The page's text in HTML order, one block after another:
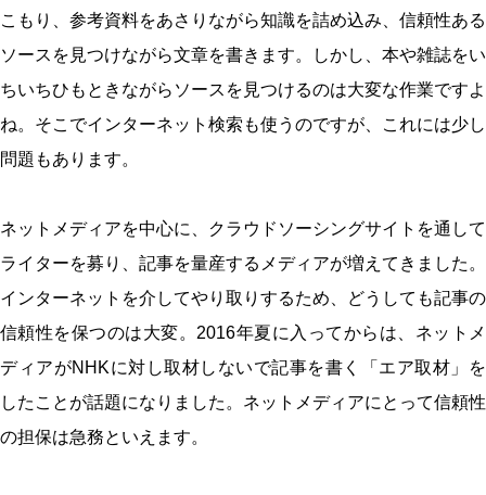
こもり、参考資料をあさりながら知識を詰め込み、信頼性ある
ソースを見つけながら文章を書きます。しかし、本や雑誌をい
ちいちひもときながらソースを見つけるのは大変な作業ですよ
ね。そこでインターネット検索も使うのですが、これには少し
問題もあります。
ネットメディアを中心に、クラウドソーシングサイトを通して
ライターを募り、記事を量産するメディアが増えてきました。
インターネットを介してやり取りするため、どうしても記事の
信頼性を保つのは大変。2016年夏に入ってからは、ネットメ
ディアがNHKに対し取材しないで記事を書く「エア取材」を
したことが話題になりました。ネットメディアにとって信頼性
の担保は急務といえます。